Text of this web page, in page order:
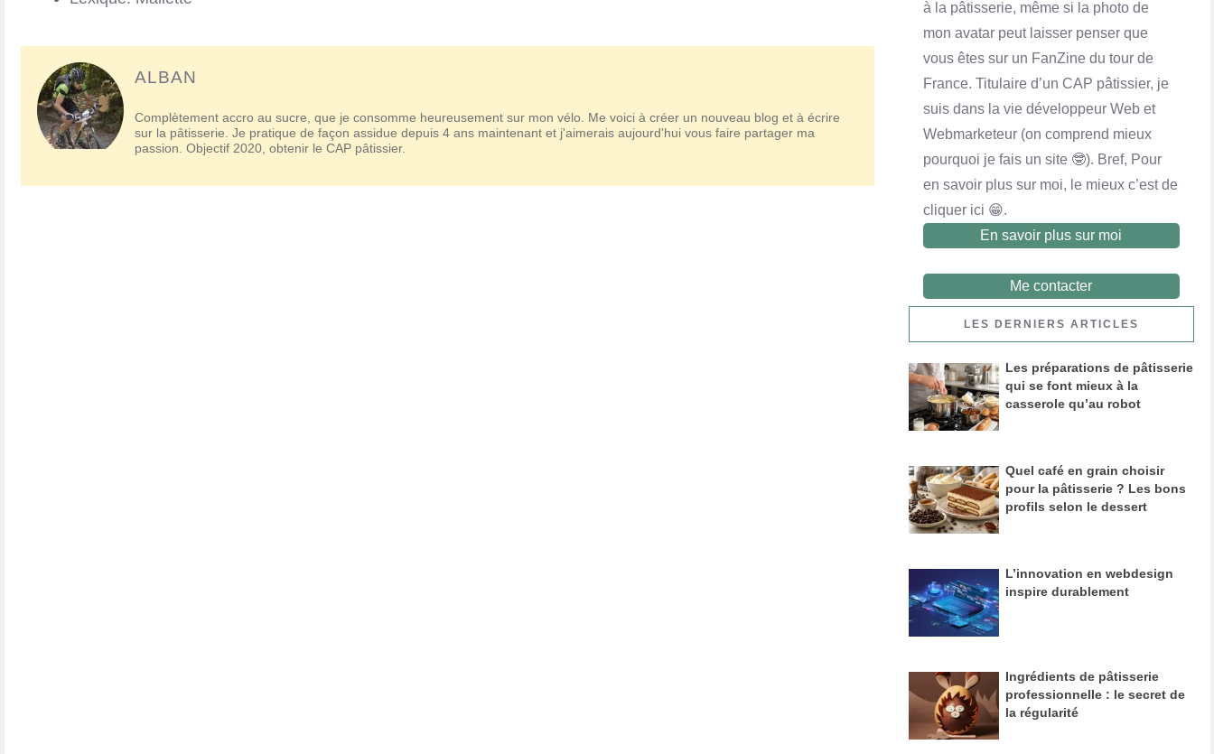
Financier noix de pécan et chocolat au lait
En savoir plus
ALBAN
Complètement accro au sucre, que je consomme heureusement sur mon vélo. Me voici à créer un nouveau blog et à écrire
sur la pâtisserie. Je pratique de façon assidue depuis 4 ans maintenant et j'aimerais aujourd'hui vous faire partager ma
passion. Objectif 2020, obtenir le CAP pâtissier.
à la pâtisserie, même si la photo de
mon avatar peut laisser penser que
vous êtes sur un FanZine du tour de
France. Titulaire d’un CAP pâtissier, je
suis dans la vie développeur Web et
Webmarketeur (on comprend mieux
pourquoi je fais un site 🤓). Bref, Pour
en savoir plus sur moi, le mieux c’est de
cliquer ici 😁.
En savoir plus sur moi
Me contacter
LES DERNIERS ARTICLES
Les préparations de pâtisserie
qui se font mieux à la
casserole qu’au robot
Quel café en grain choisir
pour la pâtisserie ? Les bons
profils selon le dessert
L’innovation en webdesign
inspire durablement
Ingrédients de pâtisserie
professionnelle : le secret de
la régularité